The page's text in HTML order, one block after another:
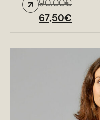
90,00€
67,50€